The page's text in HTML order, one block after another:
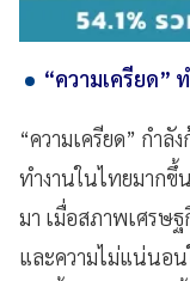
“ความเครียด”
“ความเครียด” กำ
ทำงานในไทยมากขึ้
มา เมื่อสภาพเศรษ
และความไม่แน่นอน